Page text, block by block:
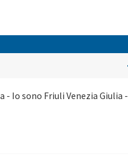
- Io sono Friuli Venezia Giulia -